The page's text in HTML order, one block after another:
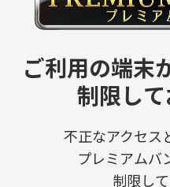
ご利用の端末
制限して
不正なアクセス
プレミアムバ
制限し